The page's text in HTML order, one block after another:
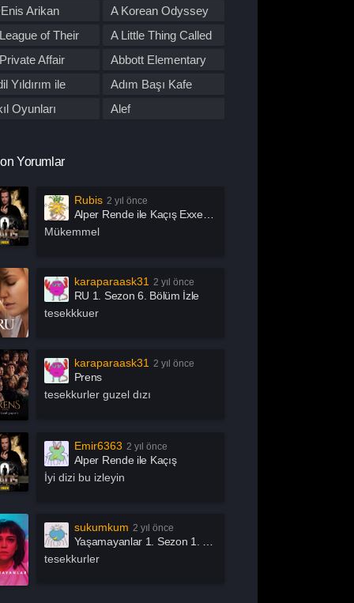
Show
Arikan
A Korean Odyssey
of Their
A Little Thing Called
First Love
Affair
Abbott Elementary
Yıldırım ile
Adım Başı Kafe
Oyunları
Alef
Arabeskin Aşık
Asla Vazgeçme
Özgürsün
İşleri
Mikrofon
Adası
Aşk Kumardır
Bang Bang Baby
Bu Boşluğu
Ben Gri
Sky
Bir Yeraltı Sit-com’u
Olur Mu?
Bizi Ayıran Çizgi
Mirror
Yorumlar
Rubis 2 yıl önce
Alper Rende ile Kaçış Exxen 2. Sezon 1. Bölüm İzle
Mükemmel
karaparaask31 2 yıl önce
RU 1. Sezon 6. Bölüm İzle
tesekkkuer
karaparaask31 2 yıl önce
Prens
tesekkurler guzel dızı
Emir6363 2 yıl önce
Alper Rende ile Kaçış
İyi dizi bu izleyin
sukumkum 2 yıl önce
Yaşamayanlar 1. Sezon 1. Bölüm İzle
tesekkurler